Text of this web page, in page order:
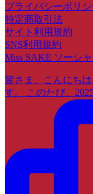
プライバシーポリシ
特定商取引法
サイト利用規約
SNS利用規約
Miss SAKE ソーシ
皆さま、こんにち
す。 このたび、